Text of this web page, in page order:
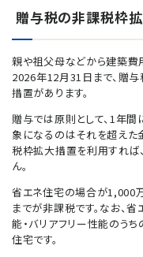
贈与税の非課税枠
親や祖父母などから建築費
2026年12月31日まで、贈
措置があります。
贈与では原則として、1年
象になるのはそれを超えた
税枠拡大措置を利用すれば
ん。
省エネ住宅の場合が1,000
までが非課税です。なお、
能・バリアフリー性能のう
住宅です。